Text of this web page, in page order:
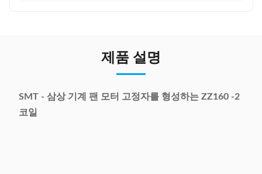
제품 설명
SMT - 삼상 기계 팬 모터 고정자를 형성하는 ZZ160 -2
코일